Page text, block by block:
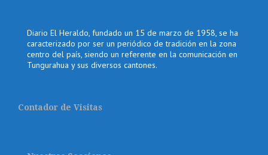
Diario El Heraldo, fundado un 15 de marzo de 1958, se ha
caracterizado por ser un periódico de tradición en la zona
centro del país, siendo un referente en la comunicación en
Tungurahua y sus diversos cantones.
Contador de Visitas